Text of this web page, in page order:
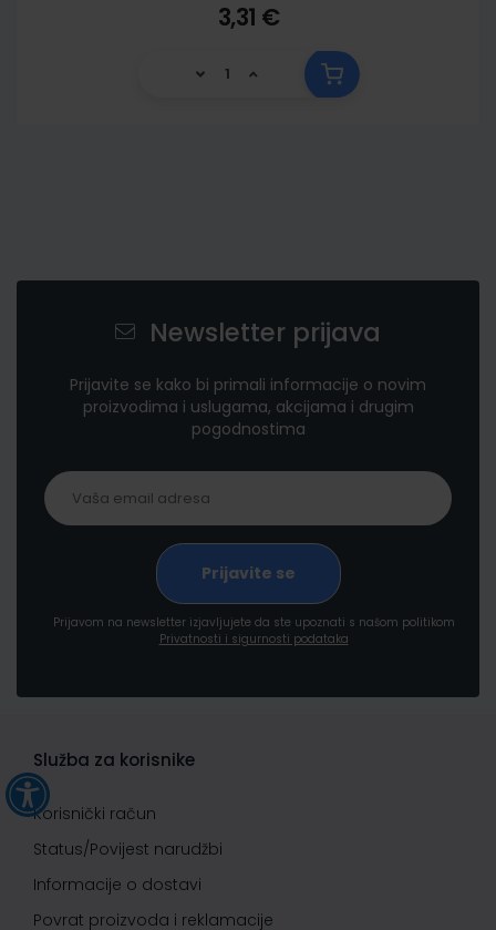
3,31 €
Newsletter prijava
Prijavite se kako bi primali informacije o novim
proizvodima i uslugama, akcijama i drugim
pogodnostima
Prijavom na newsletter izjavljujete da ste upoznati s našom politikom
Privatnosti i sigurnosti podataka
Služba za korisnike
Korisnički račun
Status/Povijest narudžbi
Informacije o dostavi
Povrat proizvoda i reklamacije